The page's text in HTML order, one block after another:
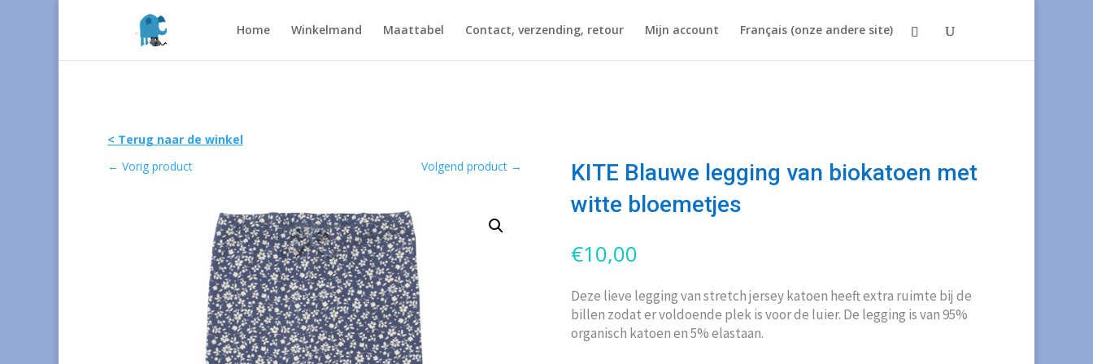
Home Winkelmand Maattabel Contact, verzending, retour Mijn account Français (onze andere site)
< Terug naar de winkel
← Vorig product Volgend product →
KITE Blauwe legging van biokatoen met
witte bloemetjes
€10,00
Deze lieve legging van stretch jersey katoen heeft extra ruimte bij de
billen zodat er voldoende plek is voor de luier. De legging is van 95%
organisch katoen en 5% elastaan.